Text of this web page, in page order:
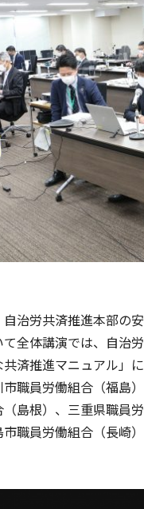
治労共済推進本部の
全体講演では、自治
済推進マニュアル」に
職員労働組合（福島
（島根）、三重県職員
市職員労働組合（長